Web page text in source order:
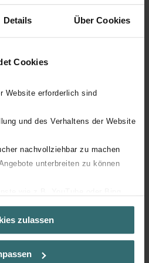
Details Über Cookies
Cookies
Website erforderlich sind
und des Verhaltens der Website
nachvollziehbar zu machen
unterbreiten zu können
Datenschutzerklärung erhalten
die Auswahl der Kategorie
willigen Sie ein, dass wir Ihren
zulassen
dont Mailchimp traite vos